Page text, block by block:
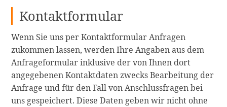
Kontaktformular
Wenn Sie uns per Kontaktformular Anfragen
zukommen lassen, werden Ihre Angaben aus dem
Anfrageformular inklusive der von Ihnen dort
angegebenen Kontaktdaten zwecks Bearbeitung der
Anfrage und für den Fall von Anschlussfragen bei
uns gespeichert. Diese Daten geben wir nicht ohne